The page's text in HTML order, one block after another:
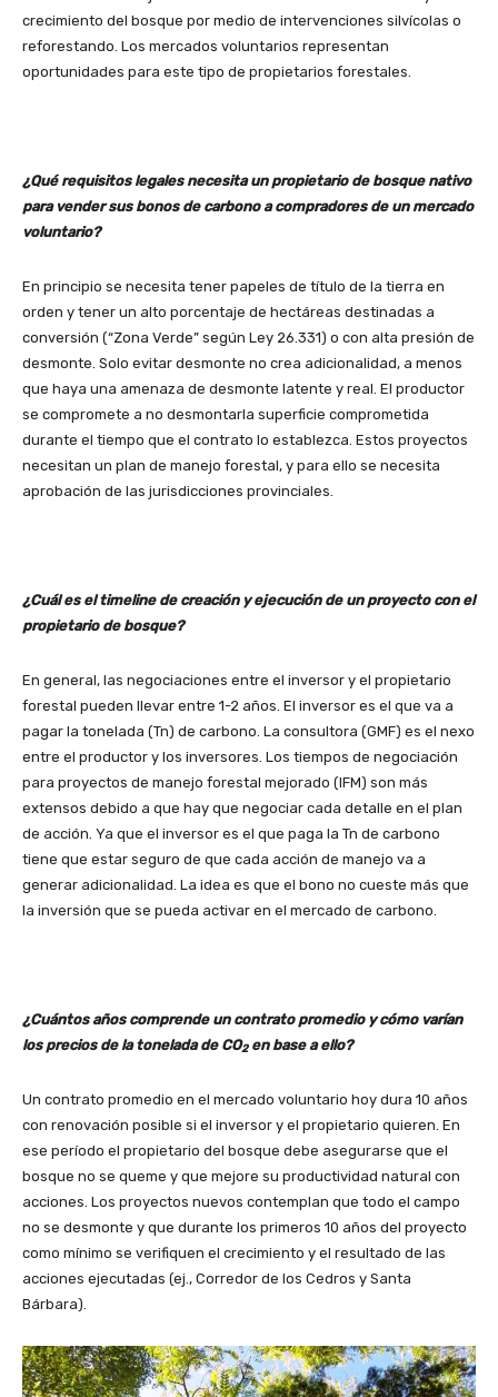
crecimiento del bosque por medio de intervenciones silvícolas o
reforestando. Los mercados voluntarios representan
oportunidades para este tipo de propietarios forestales.
¿Qué requisitos legales necesita un propietario de bosque nativo
para vender sus bonos de carbono a compradores de un mercado
voluntario?
En principio se necesita tener papeles de título de la tierra en
orden y tener un alto porcentaje de hectáreas destinadas a
conversión (“Zona Verde” según Ley 26.331) o con alta presión de
desmonte. Solo evitar desmonte no crea adicionalidad, a menos
que haya una amenaza de desmonte latente y real. El productor
se compromete a no desmontarla superficie comprometida
durante el tiempo que el contrato lo establezca. Estos proyectos
necesitan un plan de manejo forestal, y para ello se necesita
aprobación de las jurisdicciones provinciales.
¿Cuál es el timeline de creación y ejecución de un proyecto con el
propietario de bosque?
En general, las negociaciones entre el inversor y el propietario
forestal pueden llevar entre 1-2 años. El inversor es el que va a
pagar la tonelada (Tn) de carbono. La consultora (GMF) es el nexo
entre el productor y los inversores. Los tiempos de negociación
para proyectos de manejo forestal mejorado (IFM) son más
extensos debido a que hay que negociar cada detalle en el plan
de acción. Ya que el inversor es el que paga la Tn de carbono
tiene que estar seguro de que cada acción de manejo va a
generar adicionalidad. La idea es que el bono no cueste más que
la inversión que se pueda activar en el mercado de carbono.
¿Cuántos años comprende un contrato promedio y cómo varían
los precios de la tonelada de CO2en base a ello?
Un contrato promedio en el mercado voluntario hoy dura 10 años
con renovación posible si el inversor y el propietario quieren. En
ese período el propietario del bosque debe asegurarse que el
bosque no se queme y que mejore su productividad natural con
acciones. Los proyectos nuevos contemplan que todo el campo
no se desmonte y que durante los primeros 10 años del proyecto
como mínimo se verifiquen el crecimiento y el resultado de las
acciones ejecutadas (ej., Corredor de los Cedros y Santa
Bárbara).